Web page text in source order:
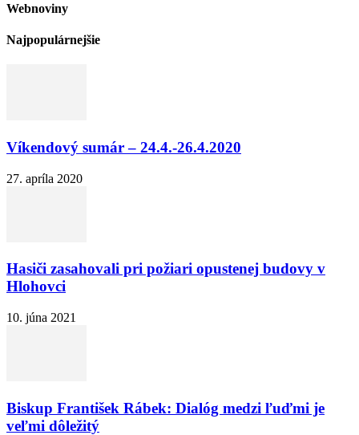
Webnoviny
Najpopulárnejšie
Víkendový sumár – 24.4.-26.4.2020
27. apríla 2020
Hasiči zasahovali pri požiari opustenej budovy v
Hlohovci
10. júna 2021
Biskup František Rábek: Dialóg medzi ľuďmi je
veľmi dôležitý